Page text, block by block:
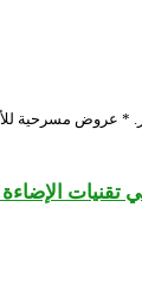
* عروض مسرحية
تقنيات